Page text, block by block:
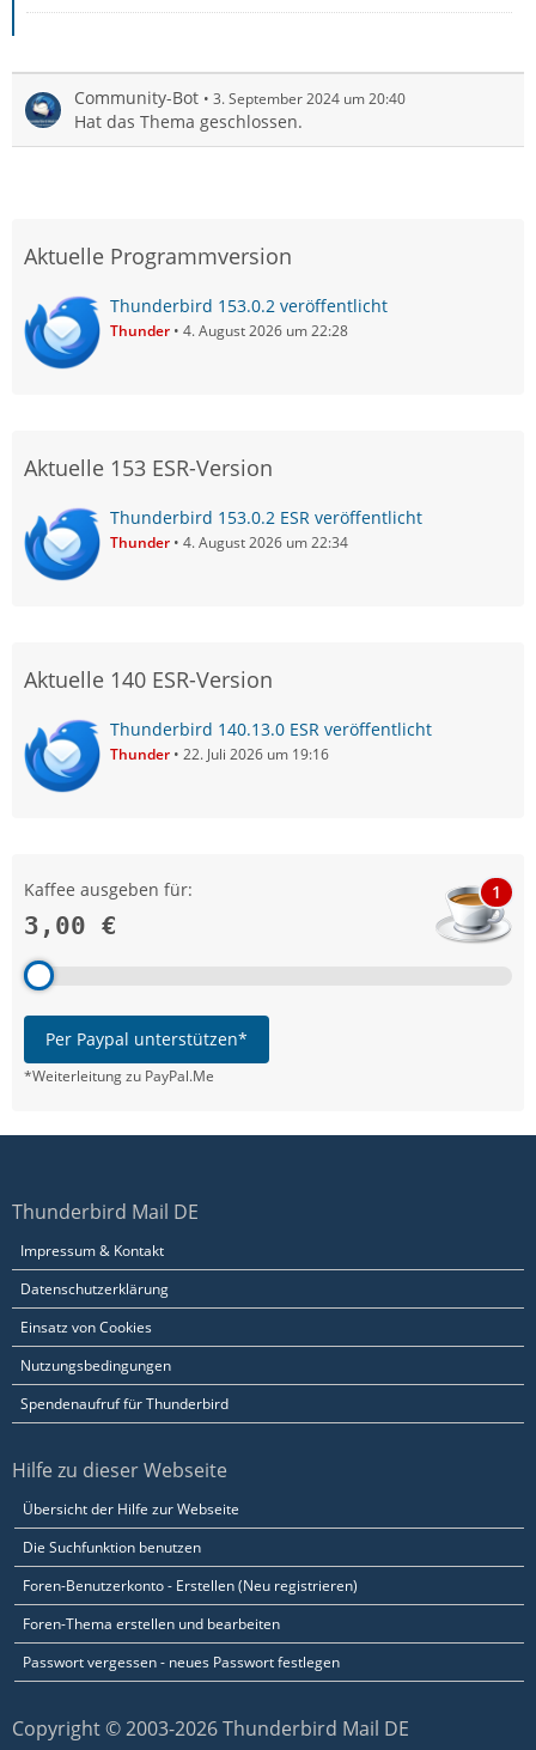
Community-Bot 3. September 2024 um 20:40
Hat das Thema geschlossen.
Aktuelle Programmversion
Thunderbird 153.0.2 veröffentlicht
Thunder 4. August 2026 um 22:28
Aktuelle 153 ESR-Version
Thunderbird 153.0.2 ESR veröffentlicht
Thunder 4. August 2026 um 22:34
Aktuelle 140 ESR-Version
Thunderbird 140.13.0 ESR veröffentlicht
Thunder 22. Juli 2026 um 19:16
Kaffee ausgeben für:
3,00 €
1
Per Paypal unterstützen*
*Weiterleitung zu PayPal.Me
Thunderbird Mail DE
Impressum & Kontakt
Datenschutzerklärung
Einsatz von Cookies
Nutzungsbedingungen
Spendenaufruf für Thunderbird
Hilfe zu dieser Webseite
Übersicht der Hilfe zur Webseite
Die Suchfunktion benutzen
Foren-Benutzerkonto - Erstellen (Neu registrieren)
Foren-Thema erstellen und bearbeiten
Passwort vergessen - neues Passwort festlegen
Copyright © 2003-2026 Thunderbird Mail DE